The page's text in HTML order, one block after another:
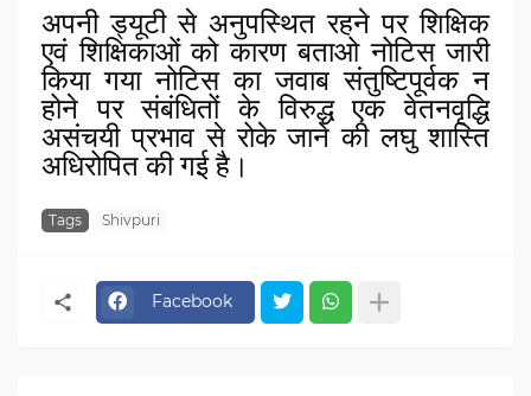
अपनी ड्यूटी से अनुपस्थित रहने पर शिक्षिक
एवं शिक्षिकाओं को कारण बताओ नोटिस जारी
किया गया नोटिस का जवाब संतुष्टिपूर्वक न
होने पर संबंधितों के विरुद्ध एक वेतनवृद्धि
असंचयी प्रभाव से रोके जाने की लघु शास्ति
अधिरोपित की गई है।
Tags Shivpuri
Facebook